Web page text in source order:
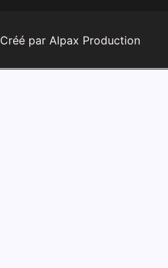
Créé par Alpax Production